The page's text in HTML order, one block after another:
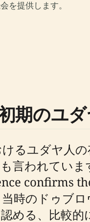
を提供します。
期のユ
るユダヤ人
言われてい
confirms
時のドゥブ
める、比較的